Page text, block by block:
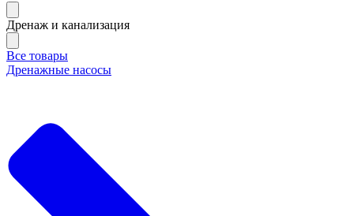
Дренаж и канализация
Все товары
Дренажные насосы